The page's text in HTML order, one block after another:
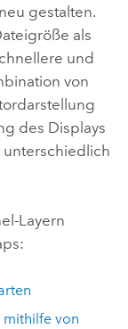
gestalten.
als
und
von
des Displays
unterschiedlich
Layern
mithilfe von